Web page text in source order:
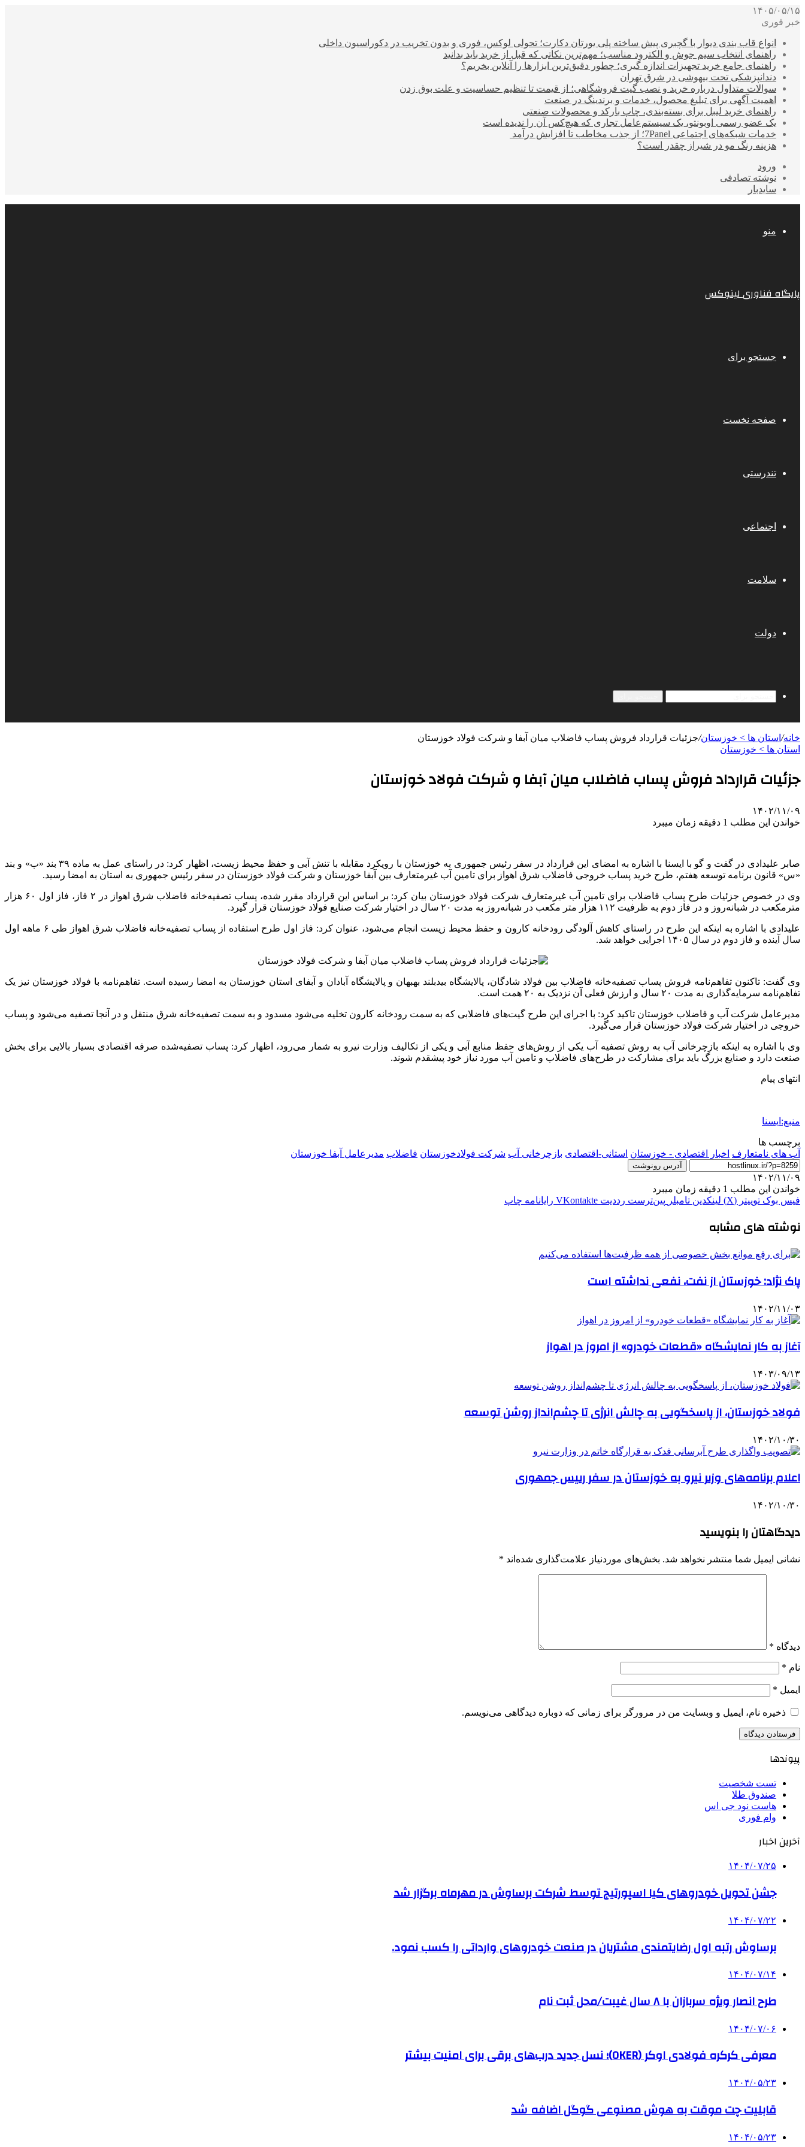
۱۴۰۵/۰۵/۱۵
خبر فوری
انواع قاب بندی دیوار با گچبری پیش ساخته پلی یورتان دکارت؛ تحولی لوکس، فوری و بدون تخریب در دکوراسیون داخلی
راهنمای انتخاب سیم جوش و الکترود مناسب؛ مهم‌ترین نکاتی که قبل از خرید باید بدانید
راهنمای جامع خرید تجهیزات اندازه گیری؛ چطور دقیق‌ترین ابزارها را آنلاین بخریم؟
دندانپزشکی تحت بیهوشی در شرق تهران
سوالات متداول درباره خرید و نصب گیت فروشگاهی؛ از قیمت تا تنظیم حساسیت و علت بوق زدن
اهمیت آگهی برای تبلیغ محصول، خدمات و برندینگ در صنعت
راهنمای خرید لیبل برای بسته‌بندی، چاپ بارکد و محصولات صنعتی
یک عضو رسمی اوبونتو، یک سیستم‌عامل تجاری که هیچ‌کس آن را ندیده است
خدمات شبکه‌های اجتماعی 7Panel؛ از جذب مخاطب تا افزایش درآمد
هزینه رنگ مو در شیراز چقدر است؟
ورود
نوشته تصادفی
سایدبار
منو
پایگاه فناوری لینوکس
جستجو برای
صفحه نخست
تندرستی
اجتماعی
سلامت
دولت
خانه/ استان ها > خوزستان/جزئیات قرارداد فروش پساب فاضلاب میان آبفا و شرکت فولاد خوزستان
استان ها > خوزستان
جزئیات قرارداد فروش پساب فاضلاب میان آبفا و شرکت فولاد خوزستان
۱۴۰۲/۱۱/۰۹
خواندن این مطلب 1 دقیقه زمان میبرد
صابر علیدادی در گفت و گو با ایسنا با اشاره به امضای این قرارداد در سفر رئیس جمهوری به خوزستان با رویکرد مقابله با تنش آبی و حفظ محیط زیست، اظهار کرد: در راستای عمل به ماده ۳۹ بند «ب» و بند
«س» قانون برنامه توسعه هفتم، طرح خرید پساب خروجی فاضلاب شرق اهواز برای تامین آب غیرمتعارف بین آبفا خوزستان و شرکت فولاد خوزستان در سفر رئیس جمهوری به استان به امضا رسید.
وی در خصوص جزئیات طرح پساب فاضلاب برای تامین آب غیرمتعارف شرکت فولاد خوزستان بیان کرد: بر اساس این قرارداد مقرر شده، پساب تصفیه‌خانه فاضلاب شرق اهواز در ۲ فاز، فاز اول ۶۰ هزار
مترمکعب در شبانه‌روز و در فاز دوم به ظرفیت ۱۱۲ هزار متر مکعب در شبانه‌روز به مدت ۲۰ سال در اختیار شرکت صنایع فولاد خوزستان قرار گیرد.
علیدادی با اشاره به اینکه این طرح در راستای کاهش آلودگی رودخانه کارون و حفظ محیط زیست انجام می‌شود، عنوان کرد: فاز اول طرح استفاده از پساب تصفیه‌خانه فاضلاب شرق اهواز طی ۶ ماهه اول
سال آینده و فاز دوم در سال ۱۴۰۵ اجرایی خواهد شد.
وی گفت: تاکنون تفاهم‌نامه فروش پساب تصفیه‌خانه فاضلاب بین فولاد شادگان، پالایشگاه بیدبلند بهبهان و پالایشگاه آبادان و آبفای استان خوزستان به امضا رسیده است. تفاهم‌نامه با فولاد خوزستان نیز یک
تفاهم‌نامه سرمایه‌گذاری به مدت ۲۰ سال و ارزش فعلی آن نزدیک به ۲۰ همت است.
مدیرعامل شرکت آب و فاضلاب خوزستان تاکید کرد: با اجرای این طرح گیت‌های فاضلابی که به سمت رودخانه کارون تخلیه می‌شود مسدود و به سمت تصفیه‌خانه شرق منتقل و در آنجا تصفیه می‌شود و پساب
خروجی در اختیار شرکت فولاد خوزستان قرار می‌گیرد.
وی با اشاره به اینکه بازچرخانی آب به روش تصفیه آب یکی از روش‌های حفظ منابع آبی و یکی از تکالیف وزارت نیرو به شمار می‌رود، اظهار کرد: پساب تصفیه‌شده صرفه اقتصادی بسیار بالایی برای بخش
صنعت دارد و صنایع بزرگ باید برای مشارکت در طرح‌های فاضلاب و تامین آب مورد نیاز خود پیشقدم شوند.
انتهای پیام
منبع:ایسنا
برچسب ها
آب های نامتعارف اخبار اقتصادی - خوزستان استانی-اقتصادی بازچرخانی آب شرکت فولادخوزستان فاضلاب مدیرعامل آبفا خوزستان
آدرس رونوشت
۱۴۰۲/۱۱/۰۹
خواندن این مطلب 1 دقیقه زمان میبرد
فیس بوک توییتر (X) لینکدین ‫تامبلر ‫پین‌ترست ‫رددیت ‫VKontakte رایانامه چاپ
نوشته های مشابه
پاک نژاد: خوزستان از نفت، نفعی نداشته است
۱۴۰۲/۱۱/۰۳
آغاز به کار نمایشگاه «قطعات خودرو» از امروز در اهواز
۱۴۰۳/۰۹/۱۳
فولاد خوزستان، از پاسخگویی به چالش‌ انرژی تا چشم‌انداز روشن توسعه
۱۴۰۲/۱۰/۳۰
اعلام برنامه‌های وزیر نیرو به خوزستان در سفر رییس جمهوری
۱۴۰۲/۱۰/۳۰
دیدگاهتان را بنویسید
نشانی ایمیل شما منتشر نخواهد شد. بخش‌های موردنیاز علامت‌گذاری شده‌اند *
دیدگاه *
نام *
ایمیل *
ذخیره نام، ایمیل و وبسایت من در مرورگر برای زمانی که دوباره دیدگاهی می‌نویسم.
پیوندها
تست شخصیت
صندوق طلا
هاست نود جی اس
وام فوری
آخرین اخبار
۱۴۰۴/۰۷/۲۵
جشن تحویل خودروهای کیا اسپورتیج توسط شرکت برساوش در مهرماه برگزار شد
۱۴۰۴/۰۷/۲۲
برساوش رتبه اول رضایتمندی مشتریان در صنعت خودروهای وارداتی را کسب نمود.
۱۴۰۴/۰۷/۱۴
طرح انصار ویژه سربازان با ۸ سال غیبت/محل ثبت نام
۱۴۰۴/۰۷/۰۶
معرفی کرکره فولادی اوکر (OKER)؛ نسل جدید درب‌های برقی برای امنیت بیشتر
۱۴۰۴/۰۵/۲۳
قابلیت چت موقت به هوش مصنوعی گوگل اضافه شد
۱۴۰۴/۰۵/۲۳